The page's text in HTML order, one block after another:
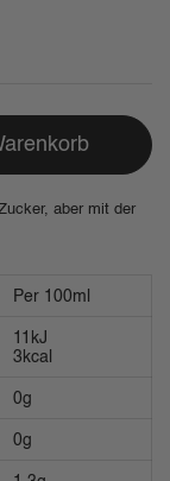
aber mit der
Per 100ml
11kJ
3kcal
0g
0g